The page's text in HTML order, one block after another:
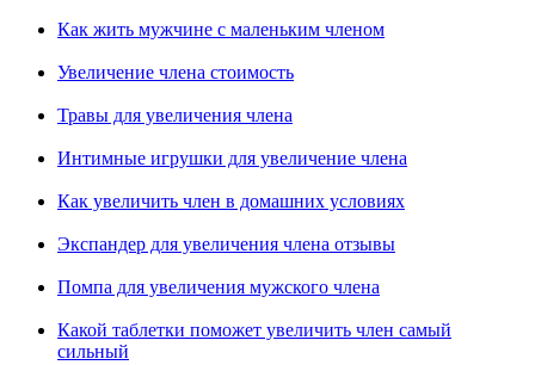
Как жить мужчине с маленьким членом
Увеличение члена стоимость
Травы для увеличения члена
Интимные игрушки для увеличение члена
Как увеличить член в домашних условиях
Экспандер для увеличения члена отзывы
Помпа для увеличения мужского члена
Какой таблетки поможет увеличить член самый
сильный